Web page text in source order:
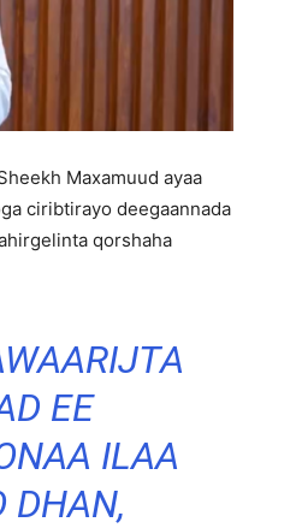
Maxamuud ayaa
ciribtirayo deegaannada
qorshaha
EE
ILAA
DHAN,